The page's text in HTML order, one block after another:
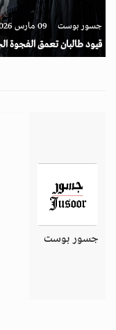
جسور بوست 09 مارس 2026 - 14:09
قيود طالبان تعمق الفجوة
جسور بوست